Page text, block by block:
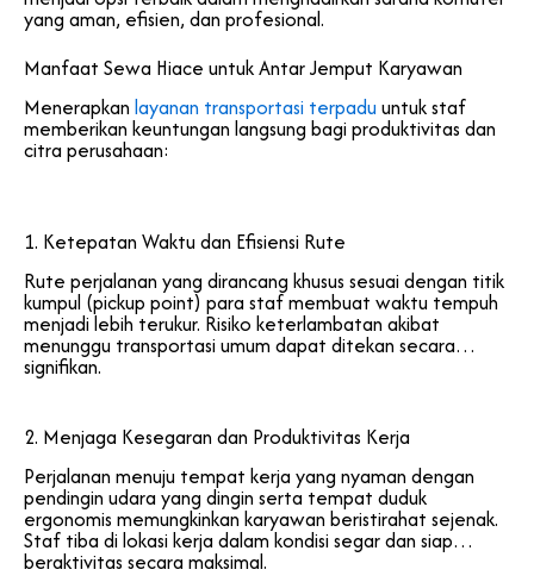
yang aman, efisien, dan profesional.
Manfaat Sewa Hiace untuk Antar Jemput Karyawan
Menerapkan layanan transportasi terpadu untuk staf
memberikan keuntungan langsung bagi produktivitas dan
citra perusahaan:
1. Ketepatan Waktu dan Efisiensi Rute
Rute perjalanan yang dirancang khusus sesuai dengan titik
kumpul (pickup point) para staf membuat waktu tempuh
menjadi lebih terukur. Risiko keterlambatan akibat
menunggu transportasi umum dapat ditekan secara
signifikan.
2. Menjaga Kesegaran dan Produktivitas Kerja
Perjalanan menuju tempat kerja yang nyaman dengan
pendingin udara yang dingin serta tempat duduk
ergonomis memungkinkan karyawan beristirahat sejenak.
Staf tiba di lokasi kerja dalam kondisi segar dan siap
beraktivitas secara maksimal.